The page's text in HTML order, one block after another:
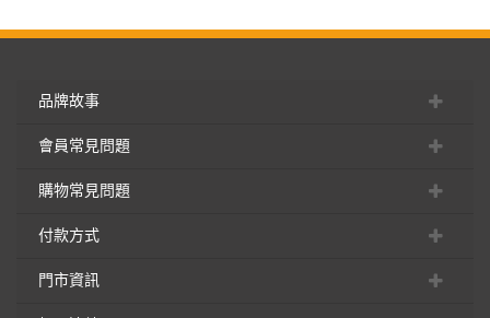
品牌故事
會員常見問題
購物常見問題
付款方式
門市資訊